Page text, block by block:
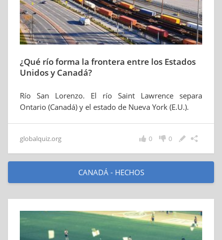
¿Qué río forma la frontera entre los Estados
Unidos y Canadá?
Río San Lorenzo. El río Saint Lawrence separa
Ontario (Canadá) y el estado de Nueva York (E.U.).
globalquiz.org 0
0
CANADÁ - HECHOS